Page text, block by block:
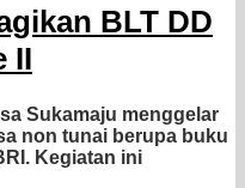
BLT DD
II
Sukamaju menggelar
non tunai berupa buku
Kegiatan ini